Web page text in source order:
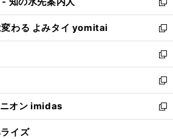
ド
ウ
で
開
く
ィ
ン
ド
ウ
で
開
く
い
ウ
ィ
ン
ド
ウ
で
開
く
新
し
い
ウ
ィ
ン
ド
ウ
で
開
わる よみタイ yomitai
新
し
い
ウ
ィ
ン
ド
ウ
新
し
い
ウ
ィ
ン
新
し
い
ウ
オン imidas
新
し
イズ